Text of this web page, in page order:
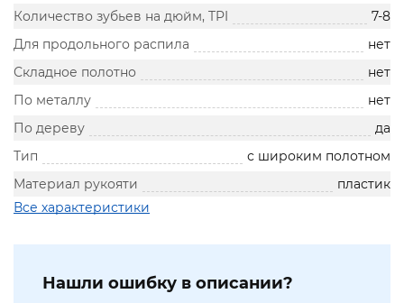
Количество зубьев на дюйм, TPI
7-8
Для продольного распила
нет
Складное полотно
нет
По металлу
нет
По дереву
да
Тип
с широким полотном
Материал рукояти
пластик
Все характеристики
Нашли ошибку в описании?